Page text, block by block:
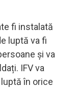
fi instalată
luptă va fi
și va
IFV va
în orice